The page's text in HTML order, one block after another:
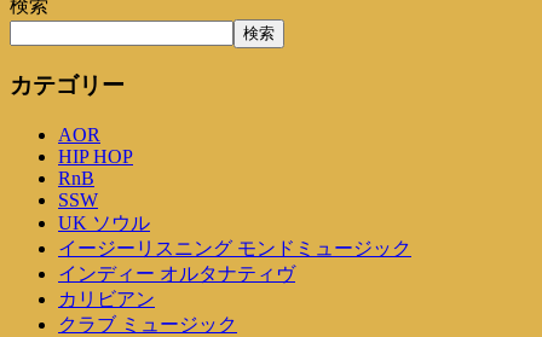
検索
検索
カテゴリー
AOR
HIP HOP
RnB
SSW
UK ソウル
イージーリスニング モンドミュージック
インディー オルタナティヴ
カリビアン
クラブ ミュージック